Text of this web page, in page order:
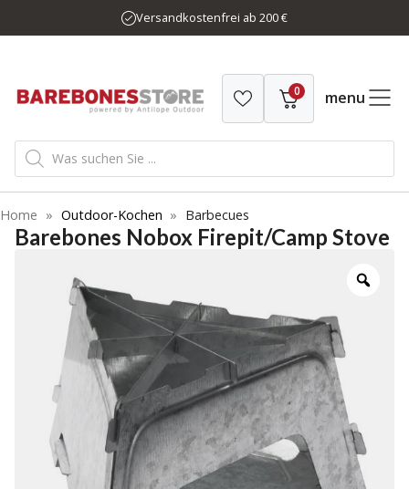
Inhalt
Versandkostenfrei ab 200 €
0 menu
Products
search
Home » Outdoor-Kochen » Barbecues
Barebones Nobox Firepit/Camp Stove